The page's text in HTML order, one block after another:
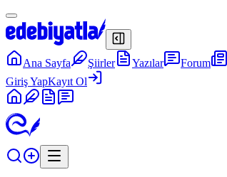
Ana Sayfa Şiirler Yazılar Forum
Giriş YapKayıt Ol